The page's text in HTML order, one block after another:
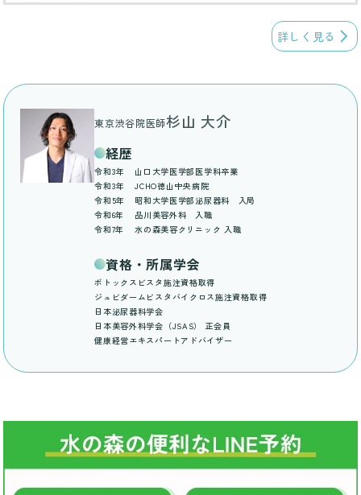
詳しく見る
東京渋谷院医師杉山 大介
経歴
令和3年
山口大学医学部医学科卒業
令和3年
JCHO徳山中央病院
令和5年
昭和大学医学部泌尿器科 入局
令和6年
品川美容外科 入職
令和7年
水の森美容クリニック 入職
資格・所属学会
ボトックスビスタ施注資格取得
ジュビダームビスタバイクロス施注資格取得
日本泌尿器科学会
日本美容外科学会（JSAS） 正会員
健康経営エキスパートアドバイザー